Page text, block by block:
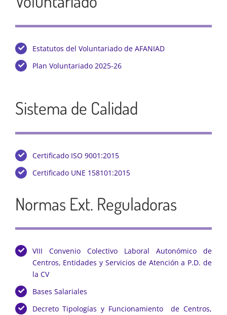
Estatutos del Voluntariado de AFANIAD
Plan Voluntariado 2025-26
Sistema de Calidad
Certificado ISO 9001:2015
Certificado UNE 158101:2015
Normas Ext. Reguladoras
VIII Convenio Colectivo Laboral Autonómico de
Centros, Entidades y Servicios de Atención a P.D. de
la CV
Bases Salariales
Decreto Tipologías y Funcionamiento de Centros,